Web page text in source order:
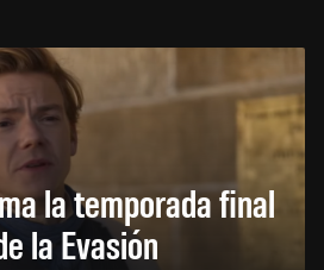
la temporada final
la Evasión